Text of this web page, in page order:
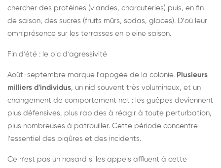
chercher des protéines (viandes, charcuteries) puis, en fin
de saison, des sucres (fruits mûrs, sodas, glaces). D'où leur
omniprésence sur les terrasses en pleine saison.
Fin d'été : le pic d'agressivité
Août-septembre marque l'apogée de la colonie. Plusieurs
milliers d'individus, un nid souvent très volumineux, et un
changement de comportement net : les guêpes deviennent
plus défensives, plus rapides à réagir à toute perturbation,
plus nombreuses à patrouiller. Cette période concentre
l'essentiel des piqûres et des incidents.
Ce n'est pas un hasard si les appels affluent à cette